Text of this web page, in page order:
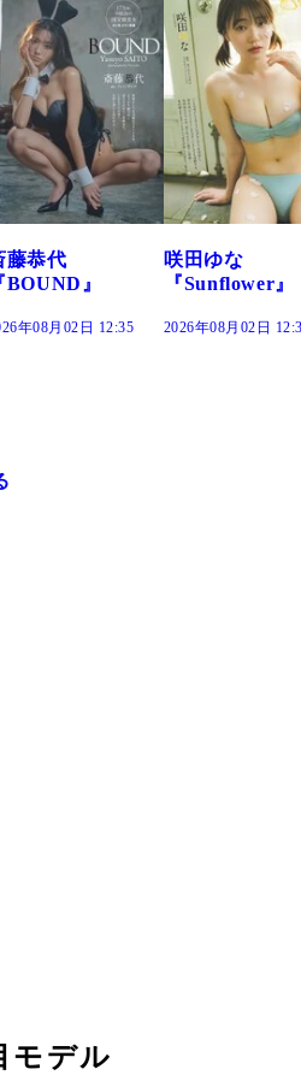
藤恭代
BOUND』
年08月02日 12:35
咲田ゆな
『Sunflower』
2026年08月02日
モデル